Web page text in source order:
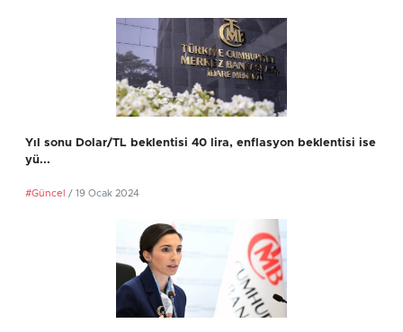
Yıl sonu Dolar/TL beklentisi 40 lira, enflasyon beklentisi ise
yü...
#Güncel / 19 Ocak 2024